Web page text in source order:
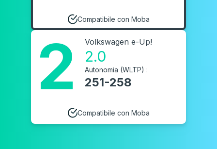
Compatibile con Moba
2 Volkswagen e-Up!
2.0
Autonomia (WLTP) :
251-258
Compatibile con Moba